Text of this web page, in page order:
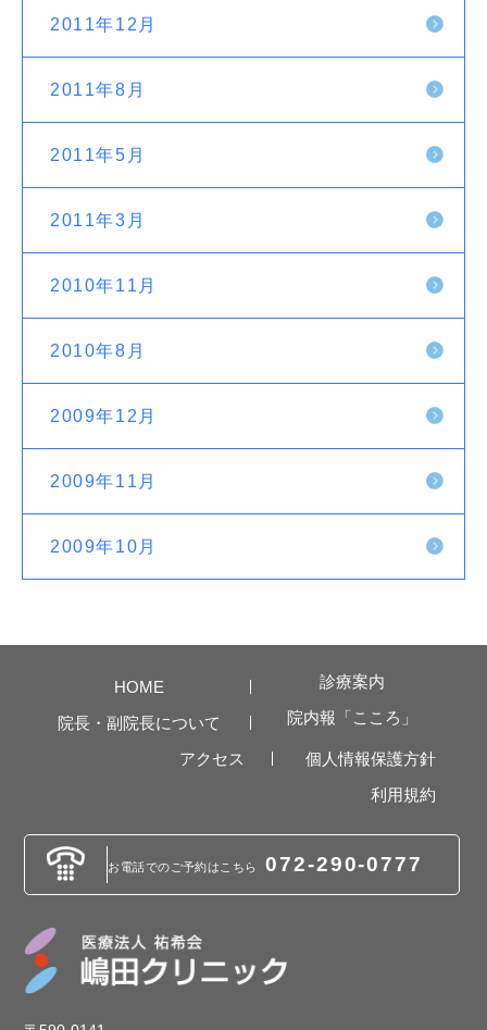
2011年12月
2011年8月
2011年5月
2011年3月
2010年11月
2010年8月
2009年12月
2009年11月
2009年10月
お電話でのご予約は こちら 072-290-0777
HOME 診療案内
院長・副院長について 院内報「こころ」
アクセス
個人情報保護方針
利用規約